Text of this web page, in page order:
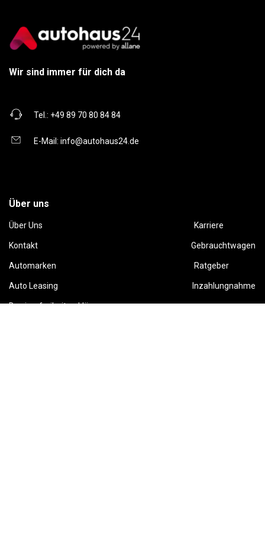
Wir sind immer für dich da
Tel.: +49 89 70 80 84 84
E-Mail: info@autohaus24.de
Über uns
Über Uns Karriere
Kontakt Gebrauchtwagen
Automarken Ratgeber
Auto Leasing Inzahlungnahme
Barrierefreiheitserklärung